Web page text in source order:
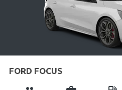
FORD FOCUS